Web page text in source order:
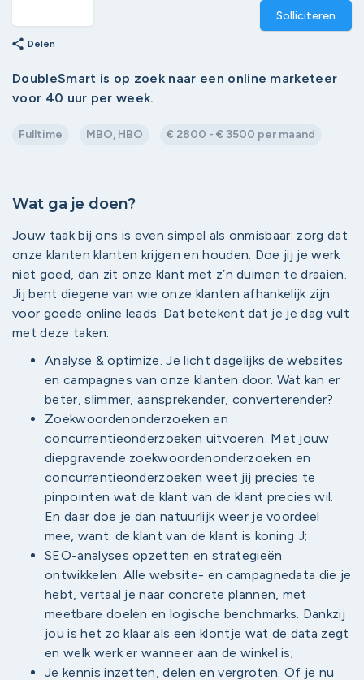
Solliciteren
share Delen
DoubleSmart is op zoek naar een online marketeer
voor 40 uur per week.
Fulltime MBO, HBO € 2800 - € 3500 per maand
Wat ga je doen?
Jouw taak bij ons is even simpel als onmisbaar: zorg dat
onze klanten klanten krijgen en houden. Doe jij je werk
niet goed, dan zit onze klant met z’n duimen te draaien.
Jij bent diegene van wie onze klanten afhankelijk zijn
voor goede online leads. Dat betekent dat je je dag vult
met deze taken:
Analyse & optimize. Je licht dagelijks de websites
en campagnes van onze klanten door. Wat kan er
beter, slimmer, aansprekender, converterender?
Zoekwoordenonderzoeken en
concurrentieonderzoeken uitvoeren. Met jouw
diepgravende zoekwoordenonderzoeken en
concurrentieonderzoeken weet jij precies te
pinpointen wat de klant van de klant precies wil.
En daar doe je dan natuurlijk weer je voordeel
mee, want: de klant van de klant is koning J;
SEO-analyses opzetten en strategieën
ontwikkelen. Alle website- en campagnedata die je
hebt, vertaal je naar concrete plannen, met
meetbare doelen en logische benchmarks. Dankzij
jou is het zo klaar als een klontje wat de data zegt
en welk werk er wanneer aan de winkel is;
Je kennis inzetten, delen en vergroten. Of je nu